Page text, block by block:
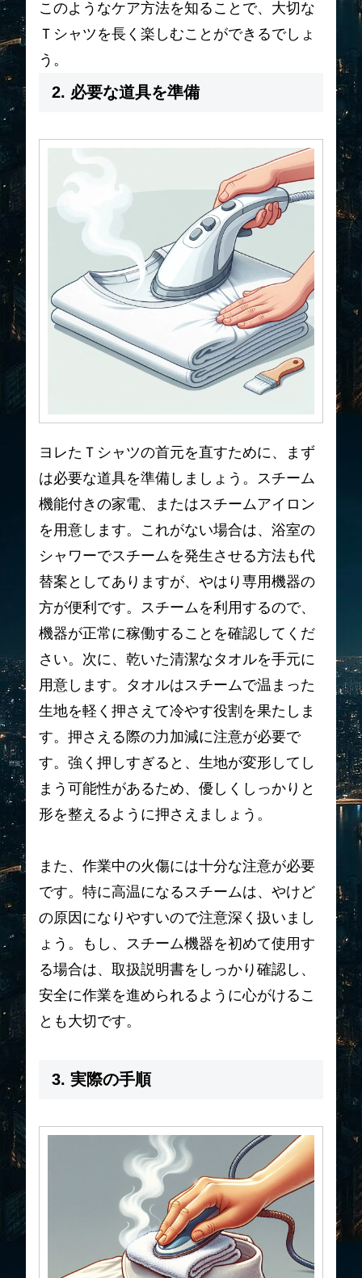
このようなケア方法を知ることで、大切な
Ｔシャツを長く楽しむことができるでしょ
う。
2. 必要な道具を準備
ヨレたＴシャツの首元を直すために、まず
は必要な道具を準備しましょう。スチーム
機能付きの家電、またはスチームアイロン
を用意します。これがない場合は、浴室の
シャワーでスチームを発生させる方法も代
替案としてありますが、やはり専用機器の
方が便利です。スチームを利用するので、
機器が正常に稼働することを確認してくだ
さい。次に、乾いた清潔なタオルを手元に
用意します。タオルはスチームで温まった
生地を軽く押さえて冷やす役割を果たしま
す。押さえる際の力加減に注意が必要で
す。強く押しすぎると、生地が変形してし
まう可能性があるため、優しくしっかりと
形を整えるように押さえましょう。
また、作業中の火傷には十分な注意が必要
です。特に高温になるスチームは、やけど
の原因になりやすいので注意深く扱いまし
ょう。もし、スチーム機器を初めて使用す
る場合は、取扱説明書をしっかり確認し、
安全に作業を進められるように心がけるこ
とも大切です。
3. 実際の手順